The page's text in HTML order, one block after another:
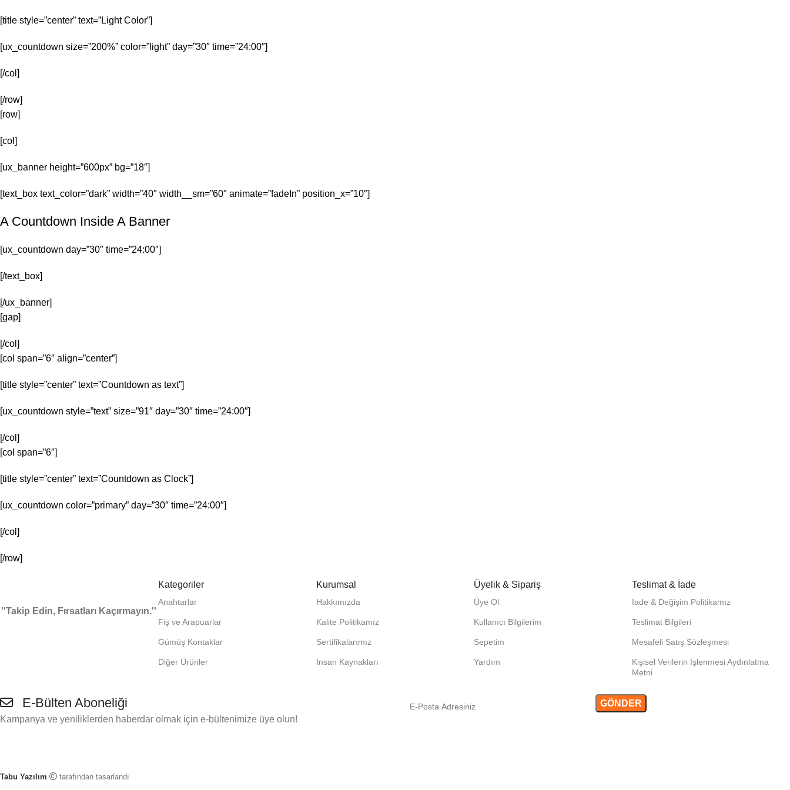
[title style=”center” text=”Light Color”]
[ux_countdown size=”200%” color=”light” day=”30″ time=”24:00″]
[/col]
[/row]
[row]
[col]
[ux_banner height=”600px” bg=”18″]
[text_box text_color=”dark” width=”40″ width__sm=”60″ animate=”fadeIn” position_x=”10″]
A Countdown Inside A Banner
[ux_countdown day=”30″ time=”24:00″]
[/text_box]
[/ux_banner]
[gap]
[/col]
[col span=”6″ align=”center”]
[title style=”center” text=”Countdown as text”]
[ux_countdown style=”text” size=”91″ day=”30″ time=”24:00″]
[/col]
[col span=”6″]
[title style=”center” text=”Countdown as Clock”]
[ux_countdown color=”primary” day=”30″ time=”24:00″]
[/col]
[/row]
''Takip Edin, Fırsatları Kaçırmayın.''
Kategoriler
Anahtarlar
Fiş ve Arapuarlar
Gümüş Kontaklar
Diğer Ürünler
Kurumsal
Hakkımızda
Kalite Politikamız
Sertifikalarımız
İnsan Kaynakları
Üyelik & Sipariş
Üye Ol
Kullanıcı Bilgilerim
Sepetim
Yardım
Teslimat & İade
İade & Değişim Politikamız
Teslimat Bilgileri
Mesafeli Satış Sözleşmesi
Kişisel Verilerin İşlenmesi Aydınlatma
Metni
E-Bülten Aboneliği
Kampanya ve yeniliklerden haberdar olmak için e-bültenimize üye olun!
Tabu Yazılım tarafından tasarlandı